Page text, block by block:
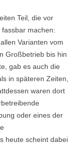
Teil, die vor
machen:
Varianten vom
Großbetrieb bis hin
gab es auch die
in späteren Zeiten,
waren dort
oder eines der
heute scheint dabei